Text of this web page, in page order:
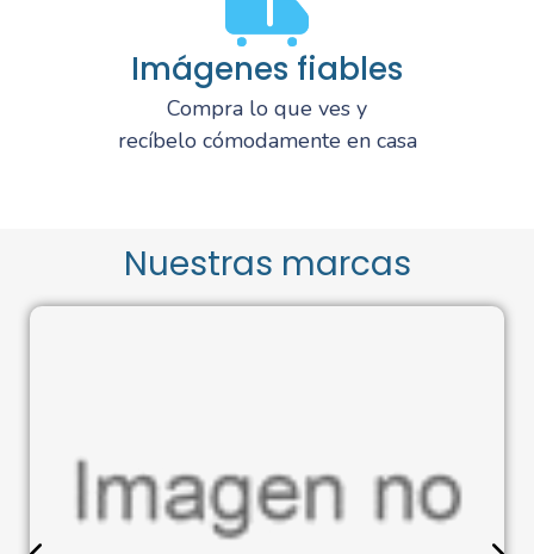
Imágenes fiables
Compra lo que ves y
recíbelo cómodamente en casa
Nuestras marcas